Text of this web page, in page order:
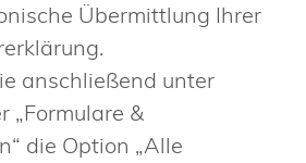
Übermittlung Ihrer
anschließend unter
„Formulare &
die Option „Alle